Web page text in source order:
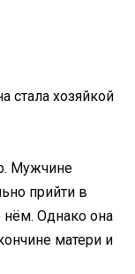
стала хозяйкой
Мужчине
прийти в
нём. Однако она
матери и